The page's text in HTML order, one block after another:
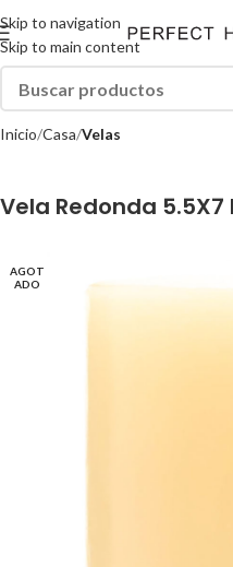
Skip to navigation
Skip to main content
Inicio Casa Velas
Vela Redonda 5.5X7
AGOT
ADO